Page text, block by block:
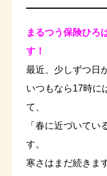
まるつう保険ひろ
す！
最近、少しずつ日
いつもなら17時に
て、
「春に近づいてい
す。
寒さはまだ続きま